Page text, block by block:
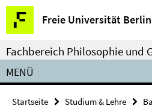
Springe
direkt
zu
Inhalt
Freie Universität Berlin
Service-
Navigation
Fachbereich Philosophie und
MENÜ
Startseite Studium & Lehre